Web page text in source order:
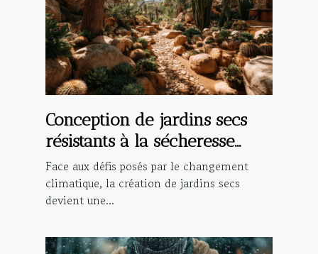
Conception de jardins secs
résistants à la sécheresse
pour économiser l'eau
Face aux défis posés par le changement
climatique, la création de jardins secs
devient une...